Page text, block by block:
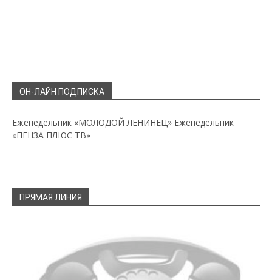
ОН-ЛАЙН ПОДПИСКА
Еженедельник «МОЛОДОЙ ЛЕНИНЕЦ» Еженедельник
«ПЕНЗА ПЛЮС ТВ»
ПРЯМАЯ ЛИНИЯ